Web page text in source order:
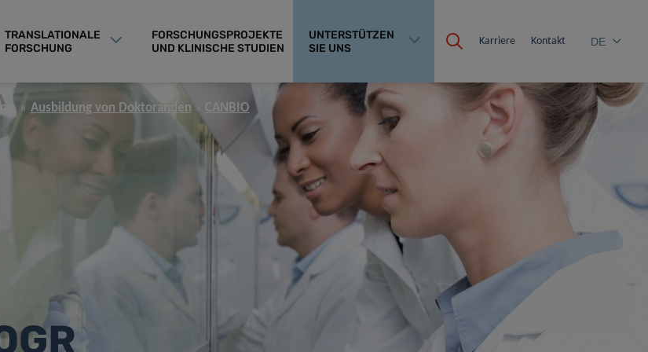
TRANSLATIONALE
FORSCHUNG
FORSCHUNGSPROJEKTE
UND KLINISCHE STUDIEN
UNTERSTÜTZEN
SIE UNS
Karriere Kontakt DE
Ausbildung von Doktoranden
CANBIO